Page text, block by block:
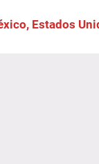
Estados